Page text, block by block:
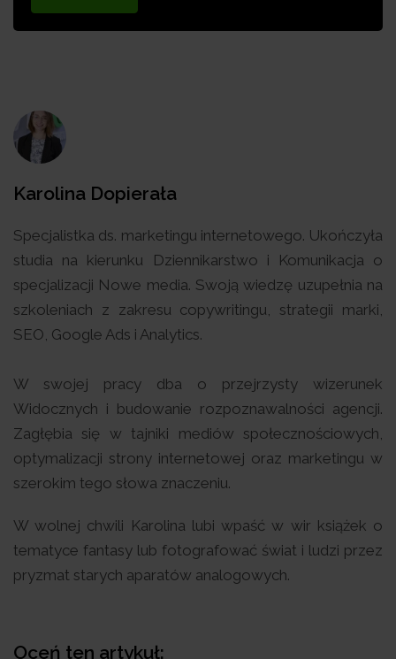
Karolina Dopierała
Specjalistka ds. marketingu internetowego. Ukończyła
studia na kierunku Dziennikarstwo i Komunikacja o
specjalizacji Nowe media. Swoją wiedzę uzupełnia na
szkoleniach z zakresu copywritingu, strategii marki,
SEO, Google Ads i Analytics.
W swojej pracy dba o przejrzysty wizerunek
Widocznych i budowanie rozpoznawalności agencji.
Zagłębia się w tajniki mediów społecznościowych,
optymalizacji strony internetowej oraz marketingu w
szerokim tego słowa znaczeniu.
W wolnej chwili Karolina lubi wpaść w wir książek o
tematyce fantasy lub fotografować świat i ludzi przez
pryzmat starych aparatów analogowych.
Oceń ten artykuł: